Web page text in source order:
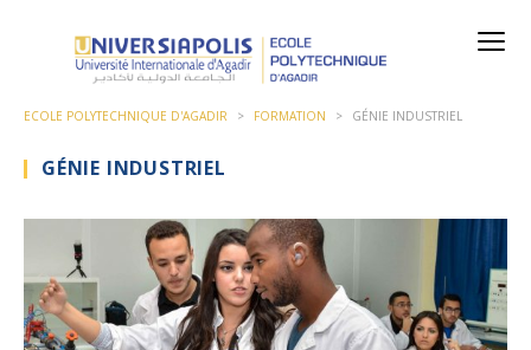
ECOLE POLYTECHNIQUE D'AGADIR > FORMATION > GÉNIE INDUSTRIEL
GÉNIE INDUSTRIEL